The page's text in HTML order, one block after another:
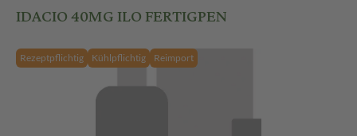
IDACIO 40MG ILO FERTIGPEN
Rezeptpflichtig Kühlpflichtig Reimport